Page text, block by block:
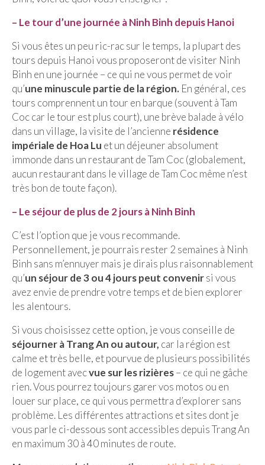
– Hanoi
– Hué & Hoi An
– Quy Nhon
BONNES ADRESSES
BERLIN
Restos asiatiques
Marchés
CHIANG MAI
Cafés insolites
Cafés avec vue sur lac
LONDRES
Cafés
PARIS
Restos chinois
Restos coréens
Restos japonais
– Le tour d’une journée à Ninh Binh depuis Hanoi
Si vous êtes un peu ric-rac sur le temps, la plupart des
tours depuis Hanoi vous proposeront de visiter Ninh
Binh en une journée – ce qui ne vous permet de voir
qu’une minuscule partie de la région. En général, ces
tours comprennent un tour en barque (souvent à Tam
Coc car le tour est plus court), une brève balade à vélo
dans un village, la visite de l’ancienne résidence
impériale de Hoa Lu et un déjeuner absolument
immonde dans un restaurant de Tam Coc (globalement,
aucun restaurant dans le village de Tam Coc même n’est
très bon de toute façon).
– Le séjour de plus de 2 jours à Ninh Binh
C’est l’option que je vous recommande.
Personnellement, je pourrais rester 2 semaines à Ninh
Binh sans m’ennuyer mais je dirais plus raisonnablement
qu’un séjour de 3 ou 4 jours peut convenirsi vous
avez envie de prendre votre temps et de bien explorer
les alentours.
Si vous choisissez cette option, je vous conseille de
séjourner à Trang An ou autour, car la région est
calme et très belle, et pourvue de plusieurs possibilités
de logement avecvue sur les rizières– ce qui ne gâche
rien. Vous pourrez toujours garer vos motos ou en
louer sur place, ce qui vous permettra d’explorer sans
problème. Les différentes attractions et sites dont je
vous parle ci-dessous sont accessibles depuis Trang An
en maximum 30 à 40 minutes de route.